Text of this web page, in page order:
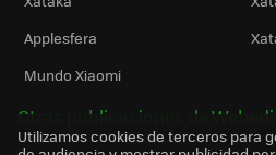
Applesfera
Mundo Xiaomi
Otras publicaciones de Webedia
Utilizamos cookies de terceros para